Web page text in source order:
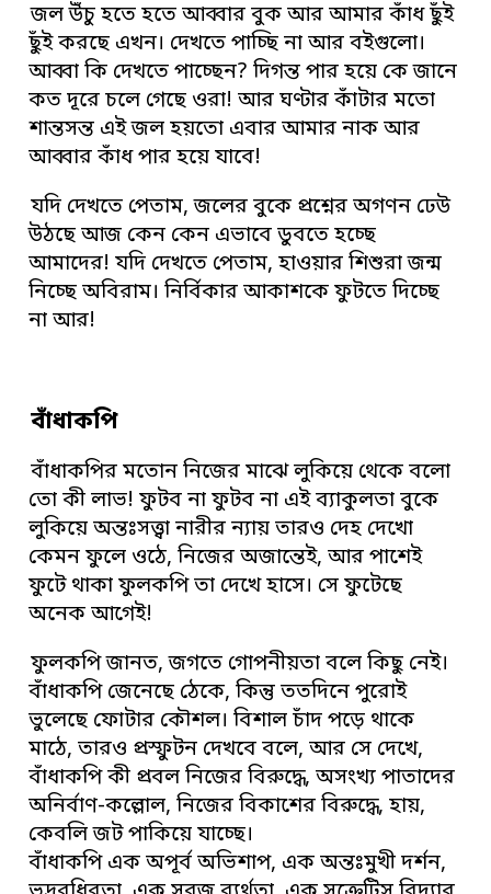
জল উঁচু হতে হতে আব্বার বুক আর আমার কাঁধ ছুঁই
ছুঁই করছে এখন। দেখতে পাচ্ছি না আর বইগুলো।
আব্বা কি দেখতে পাচ্ছেন? দিগন্ত পার হয়ে কে জানে
কত দূরে চলে গেছে ওরা! আর ঘণ্টার কাঁটার মতো
শান্তসন্ত এই জল হয়তো এবার আমার নাক আর
আব্বার কাঁধ পার হয়ে যাবে!
যদি দেখতে পেতাম, জলের বুকে প্রশ্নের অগণন ঢেউ
উঠছে আজ কেন কেন এভাবে ডুবতে হচ্ছে
আমাদের! যদি দেখতে পেতাম, হাওয়ার শিশুরা জন্ম
নিচ্ছে অবিরাম। নির্বিকার আকাশকে ফুটতে দিচ্ছে
না আর!
বাঁধাকপি
বাঁধাকপির মতোন নিজের মাঝে লুকিয়ে থেকে বলো
তো কী লাভ! ফুটব না ফুটব না এই ব্যাকুলতা বুকে
লুকিয়ে অন্তঃসত্ত্বা নারীর ন্যায় তারও দেহ দেখো
কেমন ফুলে ওঠে, নিজের অজান্তেই, আর পাশেই
ফুটে থাকা ফুলকপি তা দেখে হাসে। সে ফুটেছে
অনেক আগেই!
ফুলকপি জানত, জগতে গোপনীয়তা বলে কিছু নেই।
বাঁধাকপি জেনেছে ঠেকে, কিন্তু ততদিনে পুরোই
ভুলেছে ফোটার কৌশল। বিশাল চাঁদ পড়ে থাকে
মাঠে, তারও প্রস্ফুটন দেখবে বলে, আর সে দেখে,
বাঁধাকপি কী প্রবল নিজের বিরুদ্ধে, অসংখ্য পাতাদের
অনির্বাণ-কল্লোল, নিজের বিকাশের বিরুদ্ধে, হায়,
কেবলি জট পাকিয়ে যাচ্ছে।
বাঁধাকপি এক অপূর্ব অভিশাপ, এক অন্তঃমুখী দর্শন,